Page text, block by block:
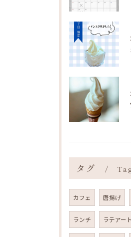
タグ
カフェ 唐揚げ
ランチ ラテアート